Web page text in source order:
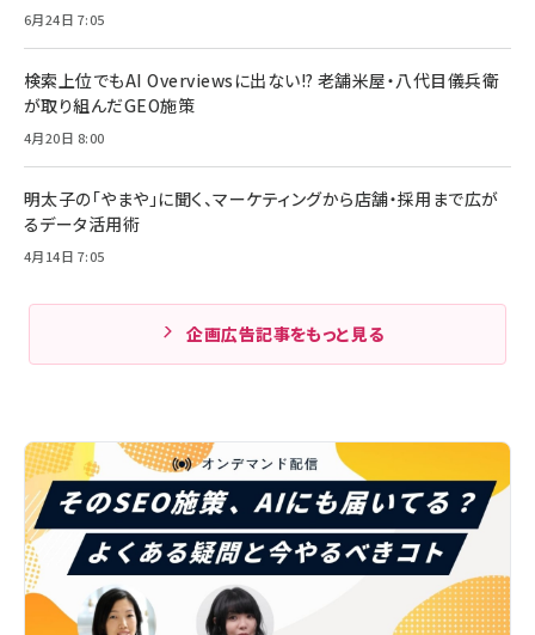
6月24日 7:05
検索上位でもAI Overviewsに出ない!? 老舗米屋・八代目儀兵衛
が取り組んだGEO施策
4月20日 8:00
明太子の「やまや」に聞く、マーケティングから店舗・採用まで広が
るデータ活用術
4月14日 7:05
企画広告記事をもっと見る